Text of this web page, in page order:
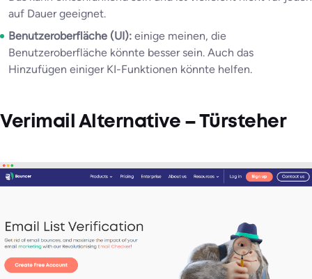
auf Dauer geeignet.
Benutzeroberfläche (UI): einige meinen, die
Benutzeroberfläche könnte besser sein. Auch das
Hinzufügen einiger KI-Funktionen könnte helfen.
Verimail Alternative – Türsteher